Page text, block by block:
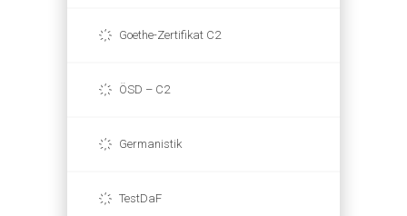
Goethe-Zertifikat C2
ÖSD – C2
Germanistik
TestDaF